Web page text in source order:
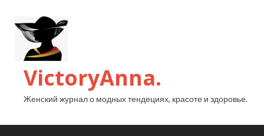
VictoryAnna.
Женский журнал о модных тендециях, красоте и здоровье.